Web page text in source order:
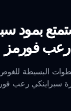
بمود
رعب فورمز
البسيطة